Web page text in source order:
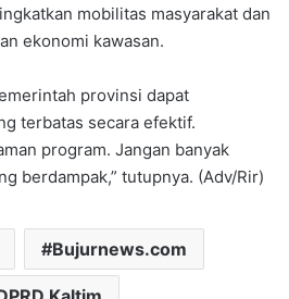
mobilitas masyarakat dan
ekonomi kawasan.
provinsi dapat
terbatas secara efektif.
program. Jangan banyak
berdampak,” tutupnya. (Adv/Rir)
Bujurnews.com